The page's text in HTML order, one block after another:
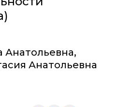
Анатольевна,
Анатольевна